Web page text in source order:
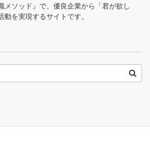
メソッド』で、優良企業から「君が欲し
を実現するサイトです。